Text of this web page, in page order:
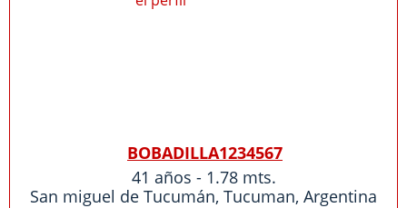
BOBADILLA1234567
41 años - 1.78 mts.
San miguel de Tucumán, Tucuman, Argentina